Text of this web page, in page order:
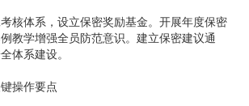
核体系，设立保密奖励基金。开展年度保密
教学增强全员防范意识。建立保密建议通
体系建设。
操作要点